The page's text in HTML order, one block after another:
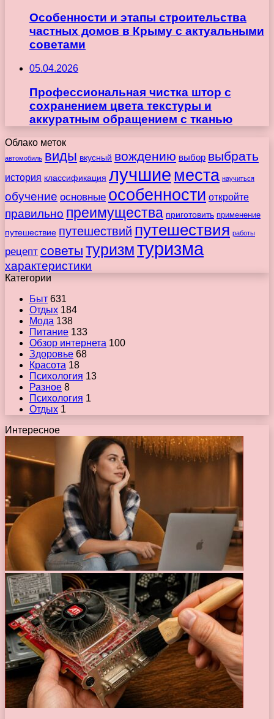
Особенности и этапы строительства
частных домов в Крыму с актуальными
советами
05.04.2026
Профессиональная чистка штор с
сохранением цвета текстуры и
аккуратным обращением с тканью
Облако меток
автомобиль виды вкусный вождению выбор выбрать
история классификация лучшиеместа научиться
обучение основные особенности откройте
правильно преимущества приготовить применение
путешествие путешествий путешествия работы
рецепт советы туризмтуризма
характеристики
Категории
Быт 631
Отдых 184
Мода 138
Питание 133
Обзор интернета 100
Здоровье 68
Красота 18
Психология 13
Разное 8
Психология 1
Отдых 1
Интересное